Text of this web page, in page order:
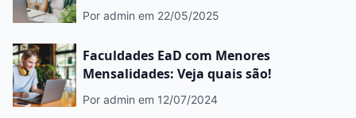
Por admin em 22/05/2025
Faculdades EaD com Menores
Mensalidades: Veja quais são!
Por admin em 12/07/2024